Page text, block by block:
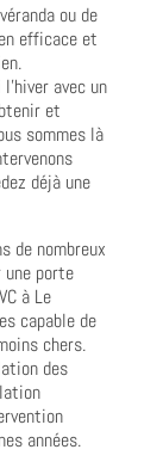
ou de
efficace et
avec un
et
sommes là
déjà une
de nombreux
une porte
à Le
capable de
chers.
des
années.